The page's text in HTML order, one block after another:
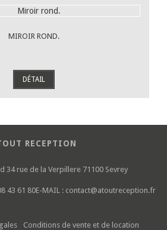
MIROIR ROND.
DÉTAIL
RECEPTION
34 rue de la Verpillere 71100 Sevrey
43 61 80E-MAIL : contact@atoutreception.fr
Conditions de vente et de location